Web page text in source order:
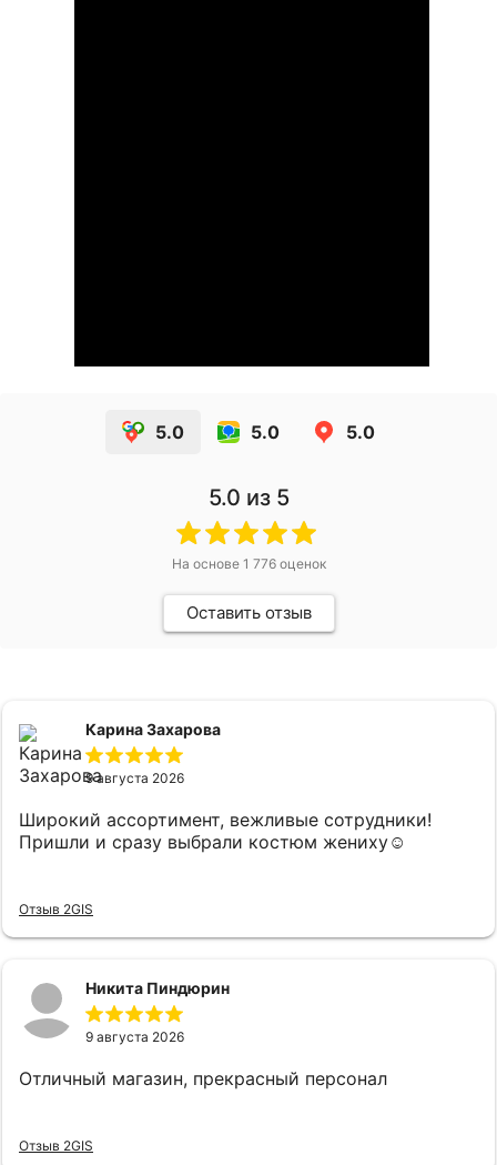
5.0 5.0 5.0
5.0 из 5
На основе 1 776оценок
Оставить отзыв
Карина Захарова
9 августа 2026
Широкий ассортимент, вежливые сотрудники!
Пришли и сразу выбрали костюм жениху☺️
Отзыв 2GIS
Никита Пиндюрин
9 августа 2026
Отличный магазин, прекрасный персонал
Отзыв 2GIS